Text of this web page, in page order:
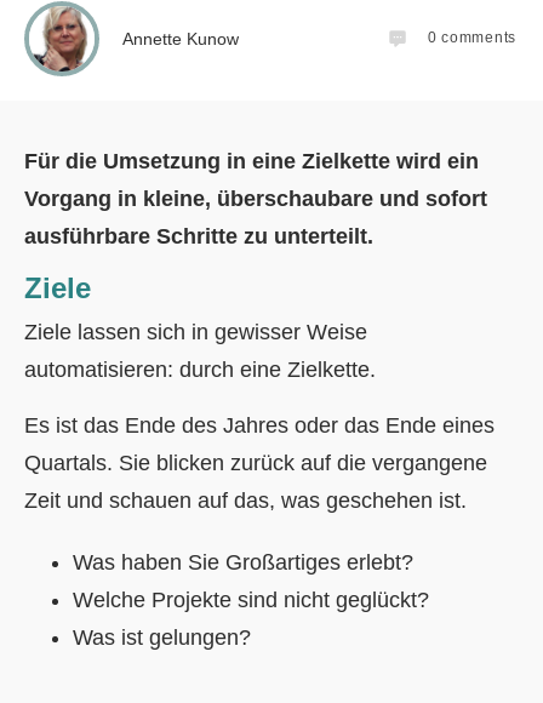
Annette Kunow 0 comments
Für die Umsetzung in eine Zielkette wird ein
Vorgang in kleine, überschaubare und sofort
ausführbare Schritte zu unterteilt.
Ziele
Ziele lassen sich in gewisser Weise
automatisieren: durch eine Zielkette.
Es ist das Ende des Jahres oder das Ende eines
Quartals. Sie blicken zurück auf die vergangene
Zeit und schauen auf das, was geschehen ist.
Was haben Sie Großartiges erlebt?
Welche Projekte sind nicht geglückt?
Was ist gelungen?